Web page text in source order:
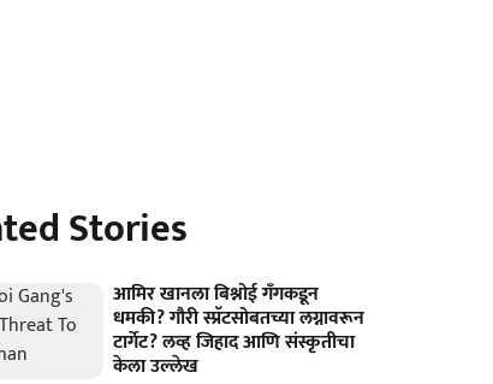
Stories
आमिर खानला बिश्नोई गँगकडून
धमकी? गौरी स्प्रॅटसोबतच्या लग्नावरून
टार्गेट? लव्ह जिहाद आणि संस्कृतीचा
केला उल्लेख